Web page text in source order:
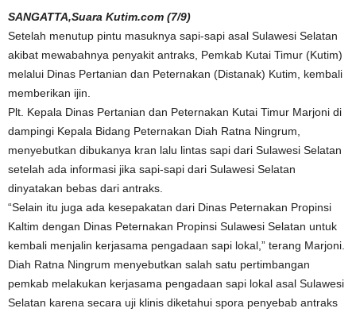
SANGATTA,Suara Kutim.com (7/9)
Setelah menutup pintu masuknya sapi-sapi asal Sulawesi Selatan
akibat mewabahnya penyakit antraks, Pemkab Kutai Timur (Kutim)
melalui Dinas Pertanian dan Peternakan (Distanak) Kutim, kembali
memberikan ijin.
Plt. Kepala Dinas Pertanian dan Peternakan Kutai Timur Marjoni di
dampingi Kepala Bidang Peternakan Diah Ratna Ningrum,
menyebutkan dibukanya kran lalu lintas sapi dari Sulawesi Selatan
setelah ada informasi jika sapi-sapi dari Sulawesi Selatan
dinyatakan bebas dari antraks.
“Selain itu juga ada kesepakatan dari Dinas Peternakan Propinsi
Kaltim dengan Dinas Peternakan Propinsi Sulawesi Selatan untuk
kembali menjalin kerjasama pengadaan sapi lokal,” terang Marjoni.
Diah Ratna Ningrum menyebutkan salah satu pertimbangan
pemkab melakukan kerjasama pengadaan sapi lokal asal Sulawesi
Selatan karena secara uji klinis diketahui spora penyebab antraks